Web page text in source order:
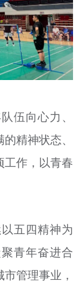
伍向心力、
精神状态、
工作，以青春
五四精神为
青年奋进合
管理事业，